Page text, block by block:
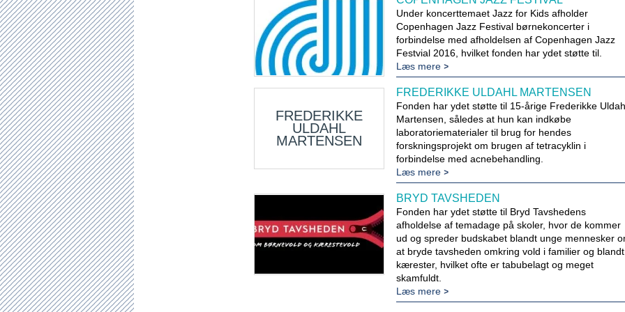
Under koncerttemaet Jazz for Kids afholder
Copenhagen Jazz Festival børnekoncerter i
forbindelse med afholdelsen af Copenhagen Jazz
Festvial 2016, hvilket fonden har ydet støtte til.
Læs mere
FREDERIKKE
ULDAHL
MARTENSEN
FREDERIKKE ULDAHL MARTENSEN
Fonden har ydet støtte til 15-årige Frederikke
Martensen, således at hun kan indkøbe
laboratoriematerialer til brug for hendes
forskningsprojekt om brugen af tetracyklin i
forbindelse med acnebehandling.
Læs mere
BRYD TAVSHEDEN
Fonden har ydet støtte til Bryd Tavshedens
afholdelse af temadage på skoler, hvor de kommer
ud og spreder budskabet blandt unge mennesker
at bryde tavsheden omkring vold i familier og blandt
kærester, hvilket ofte er tabubelagt og meget
skamfuldt.
Læs mere